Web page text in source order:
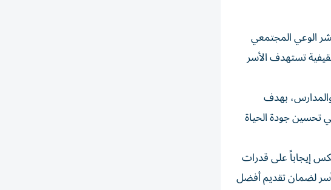
الوعي المجتمعي
تستهدف الأسر
بهدف
تحسين جودة الحياة
إيجاباً على قدرات
لضمان تقديم أفضل